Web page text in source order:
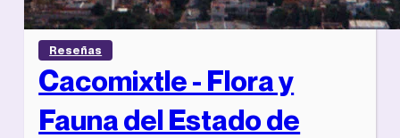
Reseñas
Cacomixtle - Flora y
Fauna del Estado de